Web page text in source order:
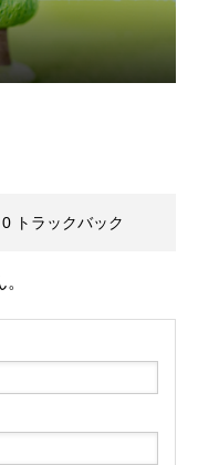
0 トラックバック